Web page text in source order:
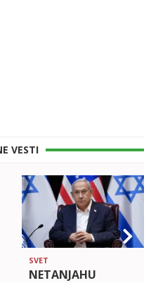
VESTI
SVET
NETANJAHU